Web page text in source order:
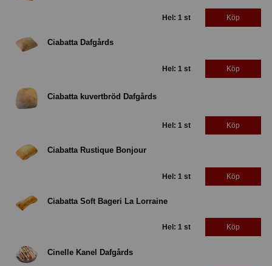
Hel: 1 st Köp
Ciabatta Dafgårds
Hel: 1 st Köp
Ciabatta kuvertbröd Dafgårds
Hel: 1 st Köp
Ciabatta Rustique Bonjour
Hel: 1 st Köp
Ciabatta Soft Bageri La Lorraine
Hel: 1 st Köp
Cinelle Kanel Dafgårds